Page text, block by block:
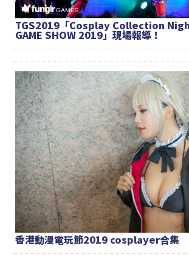
TGS2019「Cosplay Collection
GAME SHOW 2019」現場報導！
香港動漫電玩節2019 cosplayer合集